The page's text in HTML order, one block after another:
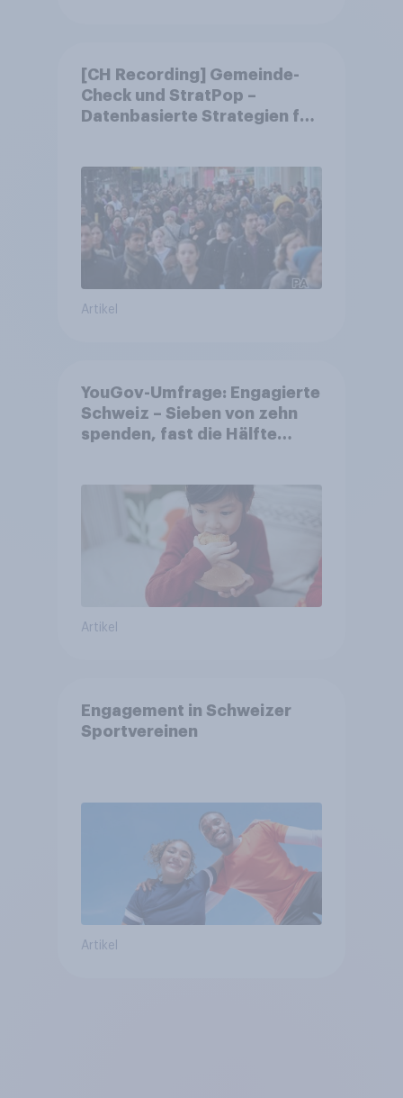
[CH Recording] Gemeinde-
Check und StratPop –
Datenbasierte Strategien für
Artikel
YouGov-Umfrage: Engagierte
Schweiz – Sieben von zehn
spenden, fast die Hälfte
Artikel
Engagement in Schweizer
Sportvereinen
Artikel